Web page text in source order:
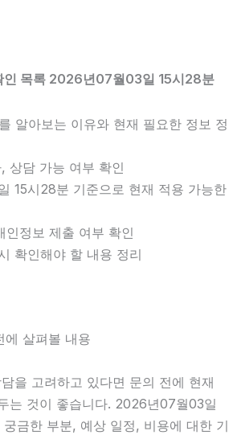
인 목록 2026년07월03일 15시28분
알아보는 이유와 현재 필요한 정보 정
상담 가능 여부 확인
15시28분 기준으로 현재 적용 가능한
인정보 제출 여부 확인
확인해야 할 내용 정리
에 살펴볼 내용
을 고려하고 있다면 문의 전에 현재
는 것이 좋습니다. 2026년07월03일
금한 부분, 예상 일정, 비용에 대한 기